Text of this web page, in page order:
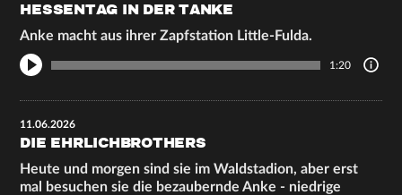
HESSENTAG IN DER TANKE
Anke macht aus ihrer Zapfstation Little-Fulda.
1:20
11.06.2026
DIE EHRLICHBROTHERS
Heute und morgen sind sie im Waldstadion, aber erst
mal besuchen sie die bezaubernde Anke - niedrige